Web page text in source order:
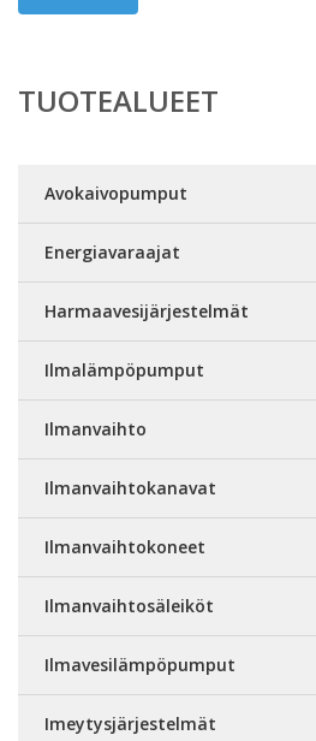
TUOTEALUEET
Avokaivopumput
Energiavaraajat
Harmaavesijärjestelmät
Ilmalämpöpumput
Ilmanvaihto
Ilmanvaihtokanavat
Ilmanvaihtokoneet
Ilmanvaihtosäleiköt
Ilmavesilämpöpumput
Imeytysjärjestelmät